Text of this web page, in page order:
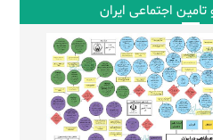
اجتماعی ایران